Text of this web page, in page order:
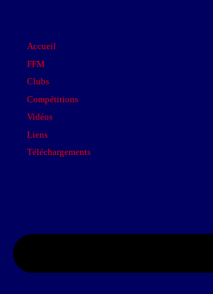
Accueil
FFM
Clubs
Compétitions
Vidéos
Liens
Téléchargements